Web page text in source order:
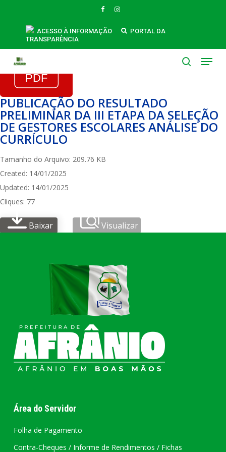
FACEBOOKINSTAGRAM
ACESSO À INFORMAÇÃO
PORTAL DA
TRANSPARÊNCIA
Menu
PUBLICAÇÃO DO RESULTADO
PRELIMINAR DA III ETAPA DA SELEÇÃO
DE GESTORES ESCOLARES ANÁLISE DO
CURRÍCULO
Tamanho do Arquivo: 209.76 KB
Created: 14/01/2025
Updated: 14/01/2025
Cliques: 77
Baixar Visualizar
Área do Servidor
Folha de Pagamento
Contra-Cheques / Informe de Rendimentos / Fichas